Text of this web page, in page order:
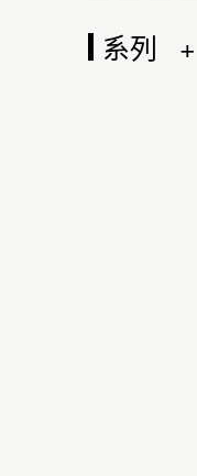
系列